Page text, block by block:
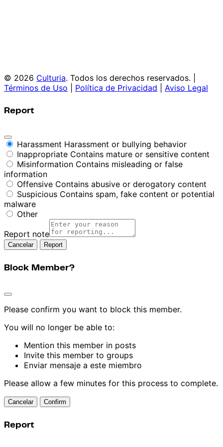
© 2026 Culturia. Todos los derechos reservados. |
Términos de Uso
Política de Privacidad Aviso Legal
Report
Harassment Harassment or bullying behavior
Inappropriate Contains mature or sensitive content
Misinformation Contains misleading or false
information
Offensive Contains abusive or derogatory content
Suspicious Contains spam, fake content or potential
malware
Other
Report note
Report
Block Member?
Please confirm you want to block this member.
You will no longer be able to:
Mention this member in posts
Invite this member to groups
Enviar mensaje a este miembro
Please allow a few minutes for this process to complete.
Confirm
Report